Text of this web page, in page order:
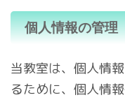
個人情報の管理
当教室は、個人情
るために、個人情